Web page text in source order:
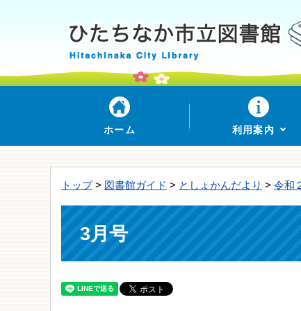
ホーム 利用案内
トップ> 図書館ガイド > としょかんだより > 令和
3月号